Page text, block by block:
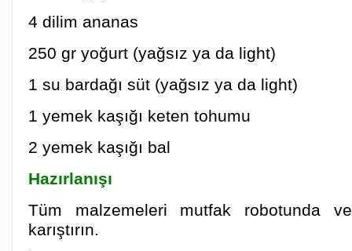
4 dilim ananas
250 gr yoğurt (yağsız ya da light)
1 su bardağı süt (yağsız ya da light)
1 yemek kaşığı keten tohumu
2 yemek kaşığı bal
Hazırlanışı
Tüm malzemeleri mutfak robotunda
karıştırın.